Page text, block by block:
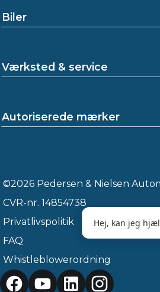
Biler
Værksted & service
Autoriserede mærker
©2026 Pedersen & Nielsen
CVR-nr. 14854738
Privatlivspolitik
FAQ
Whistleblowerordning